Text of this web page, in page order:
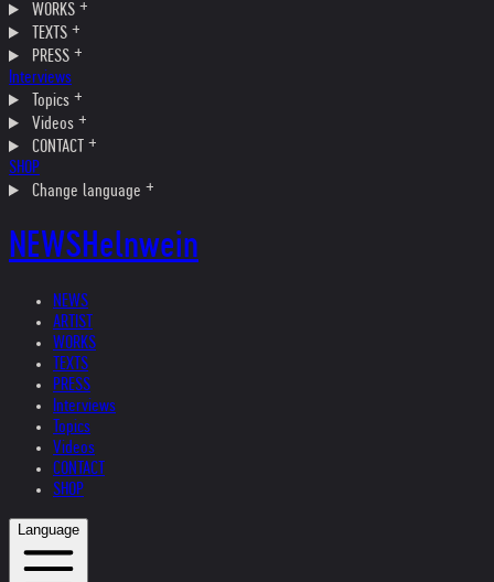
WORKS
TEXTS
PRESS
Interviews
Topics
Videos
CONTACT
SHOP
Change language
NEWSHelnwein
NEWS
ARTIST
WORKS
TEXTS
PRESS
Interviews
Topics
Videos
CONTACT
SHOP
Language